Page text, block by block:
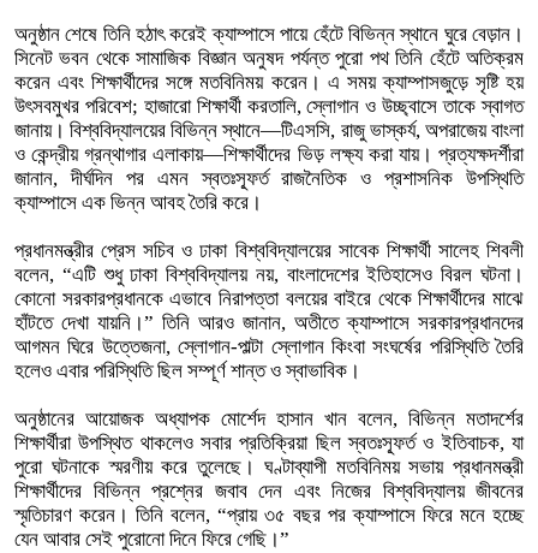
অনুষ্ঠান শেষে তিনি হঠাৎ করেই ক্যাম্পাসে পায়ে হেঁটে বিভিন্ন স্থানে ঘুরে বেড়ান।
সিনেট ভবন থেকে সামাজিক বিজ্ঞান অনুষদ পর্যন্ত পুরো পথ তিনি হেঁটে অতিক্রম
করেন এবং শিক্ষার্থীদের সঙ্গে মতবিনিময় করেন। এ সময় ক্যাম্পাসজুড়ে সৃষ্টি হয়
উৎসবমুখর পরিবেশ; হাজারো শিক্ষার্থী করতালি, স্লোগান ও উচ্ছ্বাসে তাকে স্বাগত
জানায়। বিশ্ববিদ্যালয়ের বিভিন্ন স্থানে—টিএসসি, রাজু ভাস্কর্য, অপরাজেয় বাংলা
ও কেন্দ্রীয় গ্রন্থাগার এলাকায়—শিক্ষার্থীদের ভিড় লক্ষ্য করা যায়। প্রত্যক্ষদর্শীরা
জানান, দীর্ঘদিন পর এমন স্বতঃস্ফূর্ত রাজনৈতিক ও প্রশাসনিক উপস্থিতি
ক্যাম্পাসে এক ভিন্ন আবহ তৈরি করে।
প্রধানমন্ত্রীর প্রেস সচিব ও ঢাকা বিশ্ববিদ্যালয়ের সাবেক শিক্ষার্থী সালেহ শিবলী
বলেন, “এটি শুধু ঢাকা বিশ্ববিদ্যালয় নয়, বাংলাদেশের ইতিহাসেও বিরল ঘটনা।
কোনো সরকারপ্রধানকে এভাবে নিরাপত্তা বলয়ের বাইরে থেকে শিক্ষার্থীদের মাঝে
হাঁটতে দেখা যায়নি।” তিনি আরও জানান, অতীতে ক্যাম্পাসে সরকারপ্রধানদের
আগমন ঘিরে উত্তেজনা, স্লোগান-পাল্টা স্লোগান কিংবা সংঘর্ষের পরিস্থিতি তৈরি
হলেও এবার পরিস্থিতি ছিল সম্পূর্ণ শান্ত ও স্বাভাবিক।
অনুষ্ঠানের আয়োজক অধ্যাপক মোর্শেদ হাসান খান বলেন, বিভিন্ন মতাদর্শের
শিক্ষার্থীরা উপস্থিত থাকলেও সবার প্রতিক্রিয়া ছিল স্বতঃস্ফূর্ত ও ইতিবাচক, যা
পুরো ঘটনাকে স্মরণীয় করে তুলেছে। ঘণ্টাব্যাপী মতবিনিময় সভায় প্রধানমন্ত্রী
শিক্ষার্থীদের বিভিন্ন প্রশ্নের জবাব দেন এবং নিজের বিশ্ববিদ্যালয় জীবনের
স্মৃতিচারণ করেন। তিনি বলেন, “প্রায় ৩৫ বছর পর ক্যাম্পাসে ফিরে মনে হচ্ছে
যেন আবার সেই পুরোনো দিনে ফিরে গেছি।”